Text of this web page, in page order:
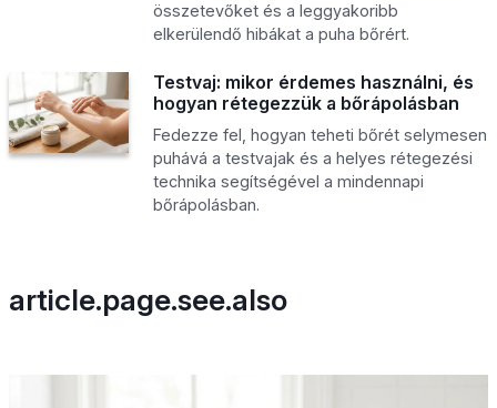
összetevőket és a leggyakoribb
elkerülendő hibákat a puha bőrért.
Testvaj: mikor érdemes használni, és
hogyan rétegezzük a bőrápolásban
Fedezze fel, hogyan teheti bőrét selymesen
puhává a testvajak és a helyes rétegezési
technika segítségével a mindennapi
bőrápolásban.
article.page.see.also